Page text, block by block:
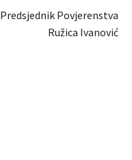
Predsjednik Povjerenstva
Ružica Ivanović